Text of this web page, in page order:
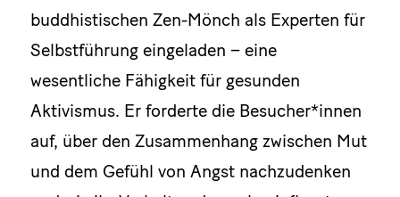
buddhistischen Zen-Mönch als Experten für
Selbstführung eingeladen – eine
wesentliche Fähigkeit für gesunden
Aktivismus. Er forderte die Besucher*innen
auf, über den Zusammenhang zwischen Mut
und dem Gefühl von Angst nachzudenken